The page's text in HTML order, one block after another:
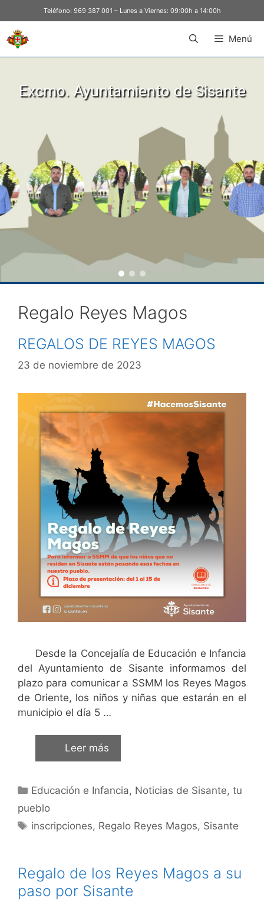
Teléfono: 969 387 001 – Lunes a Viernes: 09:00h a 14:00h
Menú
Excmo. Ayuntamiento de Sisante
Regalo Reyes Magos
REGALOS DE REYES MAGOS
23 de noviembre de 2023
Desde la Concejalía de Educación e Infancia
del Ayuntamiento de Sisante informamos del
plazo para comunicar a SSMM los Reyes Magos
de Oriente, los niños y niñas que estarán en el
municipio el día 5 …
Leer más
Educación e Infancia, Noticias de Sisante, tu
pueblo
inscripciones, Regalo Reyes Magos, Sisante
Regalo de los Reyes Magos a su
paso por Sisante